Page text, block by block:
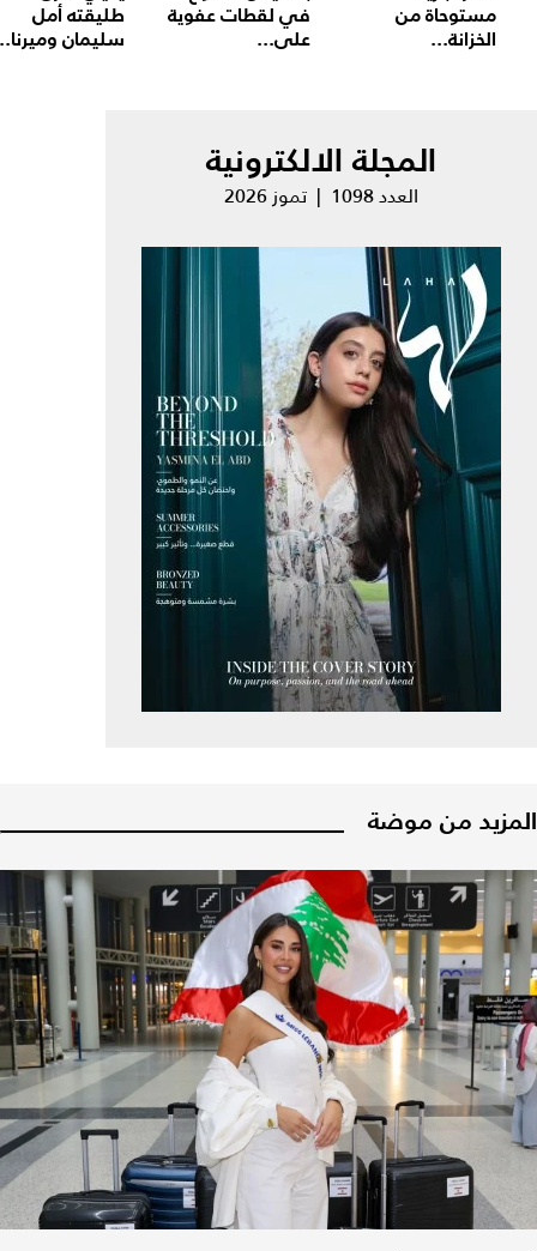
مستوحاة من
الخزانة...
في لقطات عفوية
على...
طليقته أمل
سليمان
المجلة الالكترونية
العدد 1098 | تموز 2026
المزيد من موضة